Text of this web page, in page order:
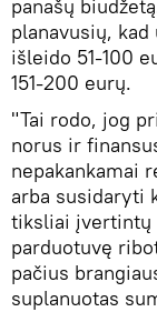
panašų
planavusių,
išleido 51-100
151-200 eurų.
"Tai rodo, jog
norus ir
nepakankamai
arba susidaryti
tiksliai įvertintų
parduotuvę
pačius
suplanuotas